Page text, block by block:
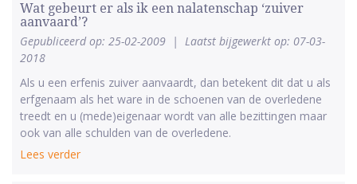
Wat gebeurt er als ik een nalatenschap ‘zuiver
aanvaard’?
Gepubliceerd op: 25-02-2009 | Laatst bijgewerkt op: 07-03-
2018
Als u een erfenis zuiver aanvaardt, dan betekent dit dat u als
erfgenaam als het ware in de schoenen van de overledene
treedt en u (mede)eigenaar wordt van alle bezittingen maar
ook van alle schulden van de overledene.
Lees verder